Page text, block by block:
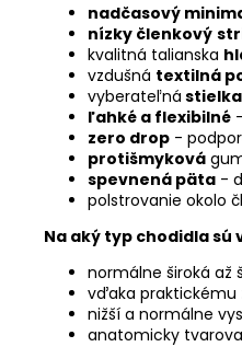
nadčasový
nízky členkový
kvalitná talianska
vzdušná textilná
vyberateľná stielka
ľahké a flexibilné -
zero drop -
protišmyková
spevnená päta -
polstrovanie okolo
Na aký typ chodidla sú
normálne široká až
vďaka praktickému
nižší a normálne
anatomicky